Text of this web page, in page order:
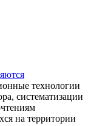
технологии
систематизации
на территории